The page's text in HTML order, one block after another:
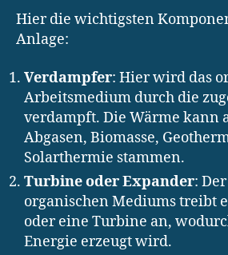
Hier die wichtigsten
Anlage:
Verdampfer: Hier wird das
Arbeitsmedium durch die
verdampft. Die Wärme kann
Abgasen, Biomasse,
Solarthermie stammen.
Turbine oder Expander:
organischen Mediums treibt
oder eine Turbine an,
Energie erzeugt wird.